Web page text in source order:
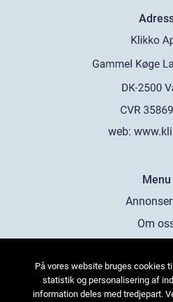
web:
Menu
Om
Kontakta
På vores website bruges cookies
statistik og personalisering af
information deles med tredjepart.